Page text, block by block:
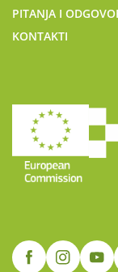
PITANJA I
KONTAKTI